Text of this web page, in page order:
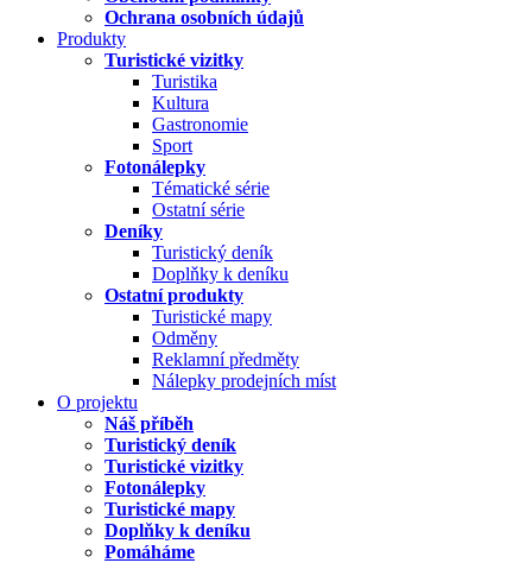
Ochrana osobních údajů
Produkty
Turistické vizitky
Turistika
Kultura
Gastronomie
Sport
Fotonálepky
Tématické série
Ostatní série
Deníky
Turistický deník
Doplňky k deníku
Ostatní produkty
Turistické mapy
Odměny
Reklamní předměty
Nálepky prodejních míst
O projektu
Náš příběh
Turistický deník
Turistické vizitky
Fotonálepky
Turistické mapy
Doplňky k deníku
Pomáháme